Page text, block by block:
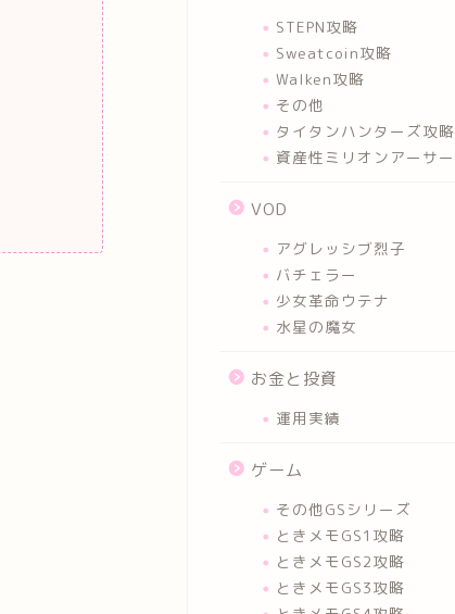
STEPN攻略
Sweatcoin攻略
Walken攻略
その他
タイタンハンターズ攻略
資産性ミリオンアーサー
VOD
アグレッシブ烈子
バチェラー
少女革命ウテナ
水星の魔女
お金と投資
運用実績
ゲーム
その他GSシリーズ
ときメモGS1攻略
ときメモGS2攻略
ときメモGS3攻略